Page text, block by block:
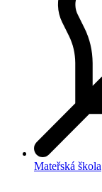
Mateřská škola